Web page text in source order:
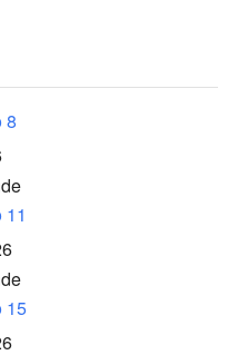
8
15